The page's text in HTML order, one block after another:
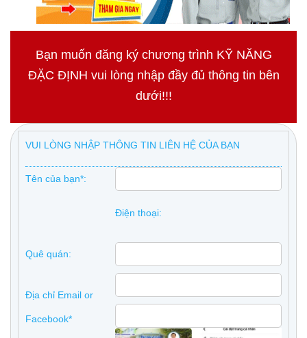
Bạn muốn đăng ký chương trình KỸ NĂNG
ĐẶC ĐỊNH vui lòng nhập đầy đủ thông tin bên
dưới!!!
VUI LÒNG NHẬP THÔNG TIN LIÊN HỆ CỦA BẠN
Tên của bạn*:
Điện thoại:
Quê quán:
Địa chỉ Email or
Facebook*